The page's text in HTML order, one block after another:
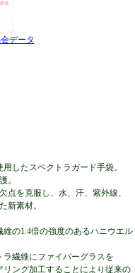
データ
したスペクトラガード手袋。
。
点を克服し、水、汗、紫外線、
新素材。
維の1.4倍の強度のあるハニウエル
ラ繊維にファイバーグラスを
リング加工することにより従来の